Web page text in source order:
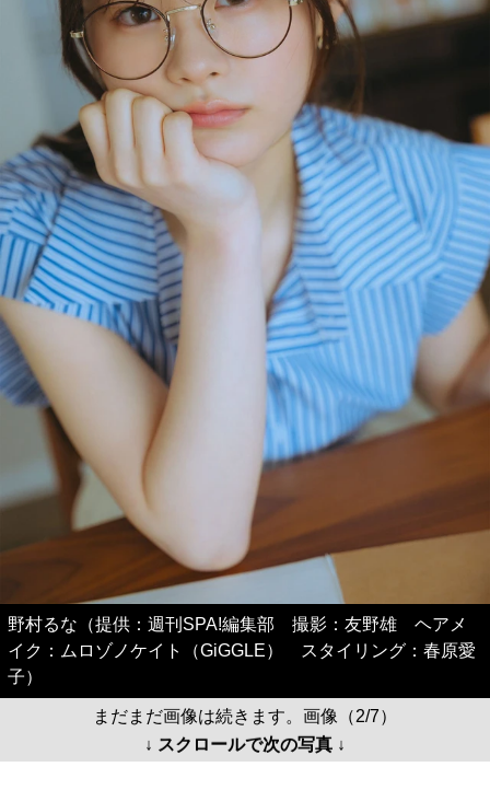
野村るな（提供：週刊SPA!編集部 撮影：友野雄 ヘアメ
イク：ムロゾノケイト（GiGGLE） スタイリング：春原愛
子）
まだまだ画像は続きます。画像（2/7）
↓ スクロールで次の写真 ↓